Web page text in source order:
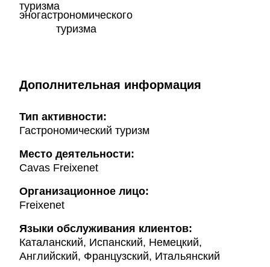
эногастрономического
туризма
Дополнительная информация
Тип активности:
Гастрономический туризм
Mесто деятельности:
Cavas Freixenet
Организационное лицо:
Freixenet
Языки обслуживания клиентов:
Каталанский, Испанский, Немецкий,
Английский, Французский, Итальянский